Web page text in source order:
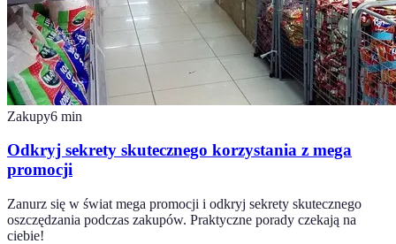
Zakupy6 min
Odkryj sekrety skutecznego korzystania z mega
promocji
Zanurz się w świat mega promocji i odkryj sekrety skutecznego
oszczędzania podczas zakupów. Praktyczne porady czekają na
ciebie!